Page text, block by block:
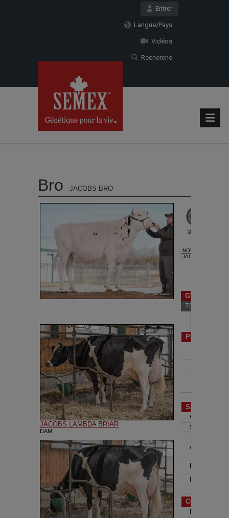
Entrer
Langue/Pays
Vidéos
Recherche